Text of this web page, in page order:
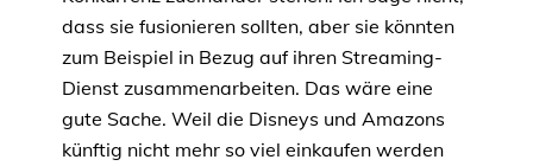
dass sie fusionieren sollten, aber sie könnten
zum Beispiel in Bezug auf ihren Streaming-
Dienst zusammenarbeiten. Das wäre eine
gute Sache. Weil die Disneys und Amazons
künftig nicht mehr so viel einkaufen werden